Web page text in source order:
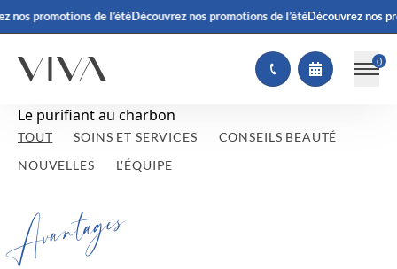
nos promotions de l’étéDécouvrez nos promotions de l’étéDécouvrez nos
()
Le purifiant au charbon
TOUT SOINS ET SERVICES
CONSEILS BEAUTÉ
NOUVELLES
L'ÉQUIPE